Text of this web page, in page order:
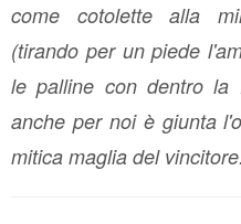
come cotolette alla
(tirando per un piede
le palline con dentro la
anche per noi è giunta
mitica maglia del vincitore.